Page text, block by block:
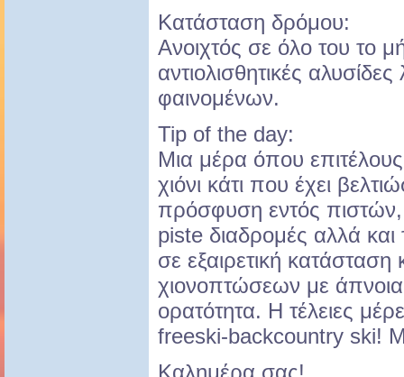
Κατάσταση δρόμου:
Ανοιχτός σε όλο του το
αντιολισθητικές
φαινομένων.
Tip of the day:
Μια μέρα όπου
χιόνι κάτι που έχει
πρόσφυση εντός
piste διαδρομές αλλά και
σε εξαιρετική
χιονοπτώσεων με
ορατότητα. Η τέλειες
freeski-backcountry ski!
Καλημέρα σας!